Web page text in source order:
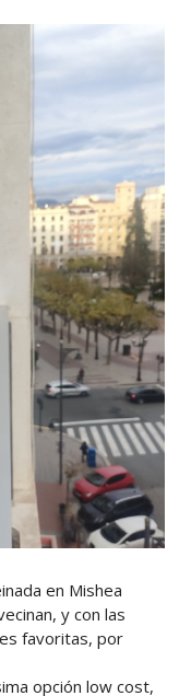
en Mishea
y con las
favoritas, por
opción low cost,